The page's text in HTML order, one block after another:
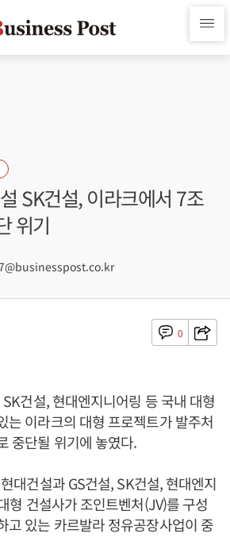
SK건설, 이라크에서 7조
위기
0
건설, 현대엔지니어링 등 국내 대형
는 이라크의 대형 프로젝트가 발주처
중단될 위기에 놓였다.
대건설과 GS건설, SK건설, 현대엔지
형 건설사가 조인트벤처(JV)를 구성
고 있는 카르발라 정유공장사업이 중